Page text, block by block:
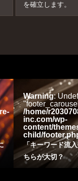
を確立します。
Warning:
/home/
inc.com/wp-
content/
child/
「キーワード流
ちらが大切？